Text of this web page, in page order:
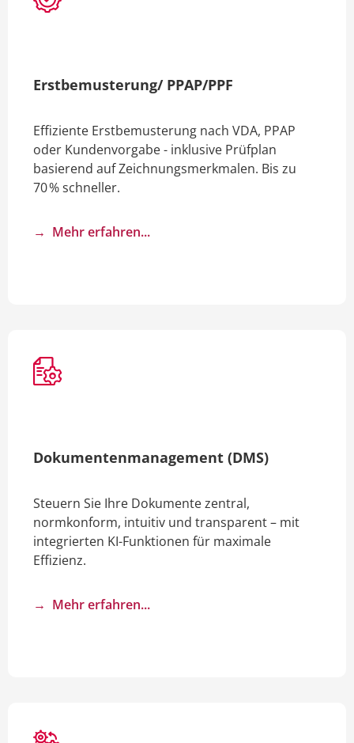
Erstbemusterung/ PPAP/PPF
Effiziente Erstbemusterung nach VDA, PPAP
oder Kundenvorgabe - inklusive Prüfplan
basierend auf Zeichnungsmerkmalen. Bis zu
70 % schneller.
→ Mehr erfahren...
Dokumenten­management (DMS)
Steuern Sie Ihre Dokumente zentral,
normkonform, intuitiv und transparent – mit
integrierten KI-Funktionen für maximale
Effizienz.
→ Mehr erfahren...